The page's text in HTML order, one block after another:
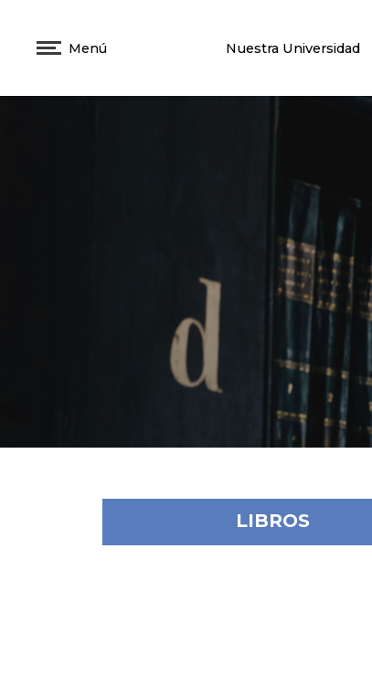
Menú Nuestra Universidad
LIBROS